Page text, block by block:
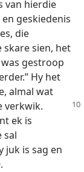
van hierdie
geskiedenis
die
skare sien, het
gestroop
Hy het
almal wat
verkwik.
ek is
sal
juk is sag en
.